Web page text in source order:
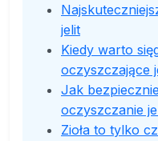
jelit
Kiedy warto
oczyszczające
Jak
oczyszczanie
Zioła to tylko